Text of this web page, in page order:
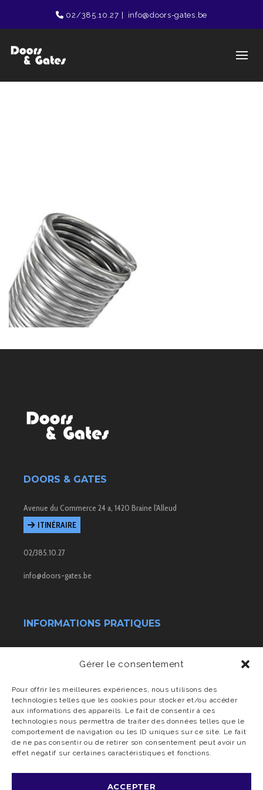
Gérer le consentement
Pour offrir les meilleures expériences, nous utilisons des
technologies telles que les cookies pour stocker et/ou accéder
aux informations des appareils. Le fait de consentir à ces
technologies nous permettra de traiter des données telles que le
comportement de navigation ou les ID uniques sur ce site. Le fait
de ne pas consentir ou de retirer son consentement peut avoir un
effet négatif sur certaines caractéristiques et fonctions.
ACCEPTER
02/385.10.27 info@doors-gates.be
DOORS & GATES
Avenue du Commerce 24 a, 1420 Braine l'Alleud
ITINÉRAIRE
02/385.10.27
info@doors-gates.be
INFORMATIONS PRATIQUES
Transport & livraison
Charte vie privée